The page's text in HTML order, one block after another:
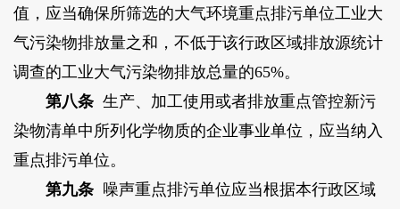
值，应当确保所筛选的大气环境重点排污单位工业大
气污染物排放量之和，不低于该行政区域排放源统计
调查的工业大气污染物排放总量的65%。
第八条生产、加工使用或者排放重点管控新污
染物清单中所列化学物质的企业事业单位，应当纳入
重点排污单位。
第九条噪声重点排污单位应当根据本行政区域